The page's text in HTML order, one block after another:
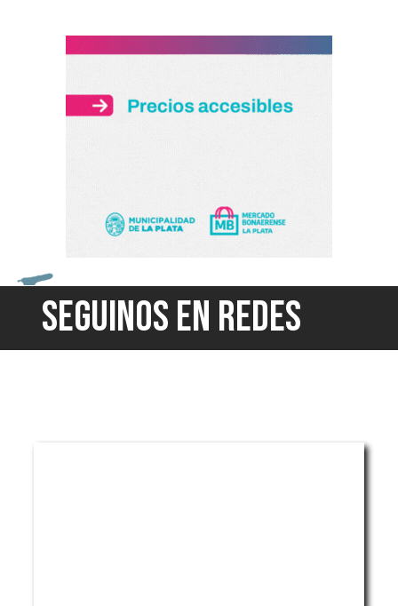
SEGUINOS EN REDES